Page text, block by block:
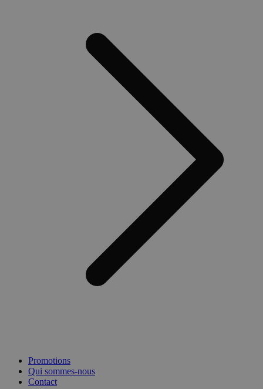
Promotions
Qui sommes-nous
Contact